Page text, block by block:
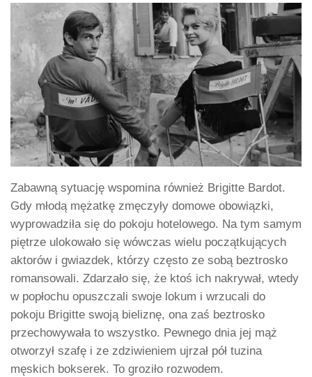
Zabawną sytuację wspomina również Brigitte Bardot.
Gdy młodą mężatkę zmęczyły domowe obowiązki,
wyprowadziła się do pokoju hotelowego. Na tym samym
piętrze ulokowało się wówczas wielu początkujących
aktorów i gwiazdek, którzy często ze sobą beztrosko
romansowali. Zdarzało się, że ktoś ich nakrywał, wtedy
w popłochu opuszczali swoje lokum i wrzucali do
pokoju Brigitte swoją bieliznę, ona zaś beztrosko
przechowywała to wszystko. Pewnego dnia jej mąż
otworzył szafę i ze zdziwieniem ujrzał pół tuzina
męskich bokserek. To groziło rozwodem.